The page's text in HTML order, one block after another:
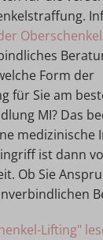
Form der
für Sie am
MI? Das
medizinische
ist dann
Ob Sie
Lifting"